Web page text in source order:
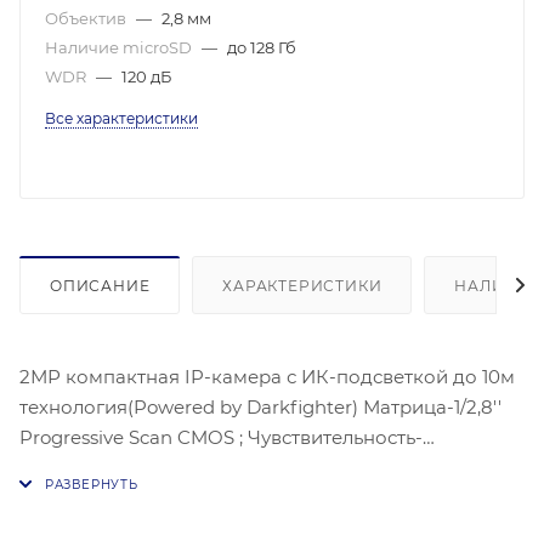
Объектив — 2,8 мм
Наличие microSD — до 128 Гб
WDR — 120 дБ
Все характеристики
ОПИСАНИЕ ХАРАКТЕРИСТИКИ НАЛИЧИЕ
2МР компактная IP-камера с ИК-подсветкой до 10м
технология(Powered by Darkfighter) Матрица-1/2,8''
Progressive Scan CMOS ; Чувствительность-